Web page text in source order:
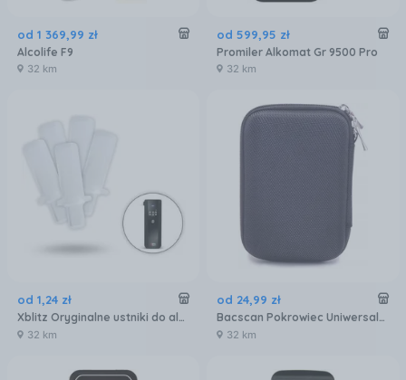
od 1 369,99 zł
Alcolife F9
32 km
od 599,95 zł
Promiler Alkomat Gr 9500 Pro
32 km
od 1,24 zł
Xblitz Oryginalne ustniki do alkomatu Spirit
32 km
od 24,99 zł
Bacscan Pokrowiec Uniwersalne Etui Do Alkomatów Czarne
32 km